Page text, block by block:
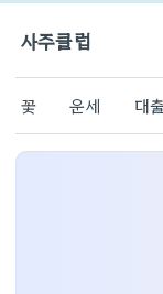
사주클럽
꽃 운세 대